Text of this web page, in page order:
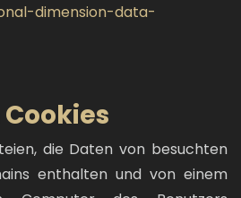
dimension-data-
die Daten von besuchten
enthalten und von einem